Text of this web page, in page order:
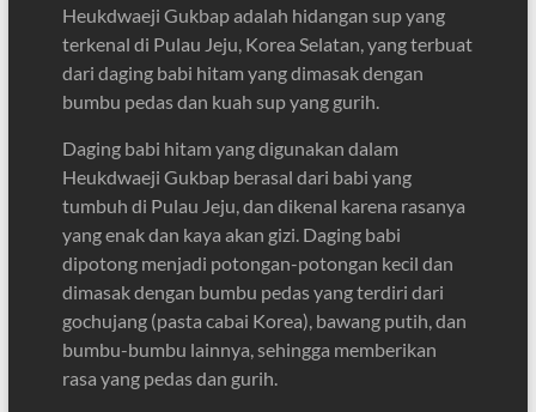
Heukdwaeji Gukbap adalah hidangan sup yang
terkenal di Pulau Jeju, Korea Selatan, yang terbuat
dari daging babi hitam yang dimasak dengan
bumbu pedas dan kuah sup yang gurih.
Daging babi hitam yang digunakan dalam
Heukdwaeji Gukbap berasal dari babi yang
tumbuh di Pulau Jeju, dan dikenal karena rasanya
yang enak dan kaya akan gizi. Daging babi
dipotong menjadi potongan-potongan kecil dan
dimasak dengan bumbu pedas yang terdiri dari
gochujang (pasta cabai Korea), bawang putih, dan
bumbu-bumbu lainnya, sehingga memberikan
rasa yang pedas dan gurih.